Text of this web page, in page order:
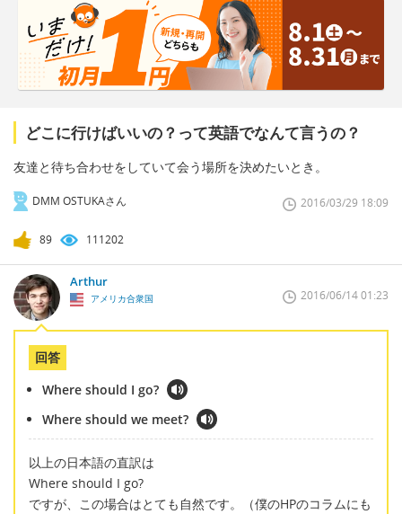
どこに行けばいいの？って英語でなんて言うの？
友達と待ち合わせをしていて会う場所を決めたいとき。
DMM OSTUKAさん 2016/03/29 18:09
89 111202
Arthur
アメリカ合衆国 2016/06/14 01:23
回答
Where should I go?
Where should we meet?
以上の日本語の直訳は
Where should I go?
ですが、この場合はとても自然です。（僕のHPのコラムにも